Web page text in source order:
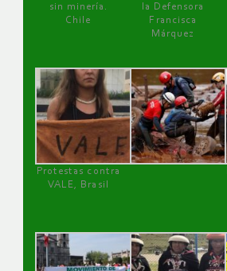
sin minería.
Chile
la Defensora
Francisca
Márquez
Protestas contra
VALE, Brasil